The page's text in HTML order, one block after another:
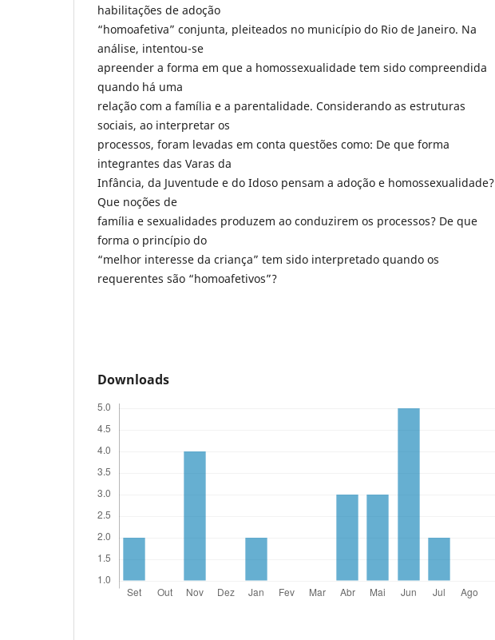
habilitações de adoção
“homoafetiva” conjunta, pleiteados no município do Rio de Janeiro. Na
análise, intentou-se
apreender a forma em que a homossexualidade tem sido compreendida
quando há uma
relação com a família e a parentalidade. Considerando as estruturas
sociais, ao interpretar os
processos, foram levadas em conta questões como: De que forma
integrantes das Varas da
Infância, da Juventude e do Idoso pensam a adoção e homossexualidade?
Que noções de
família e sexualidades produzem ao conduzirem os processos? De que
forma o princípio do
“melhor interesse da criança” tem sido interpretado quando os
requerentes são “homoafetivos”?
Downloads